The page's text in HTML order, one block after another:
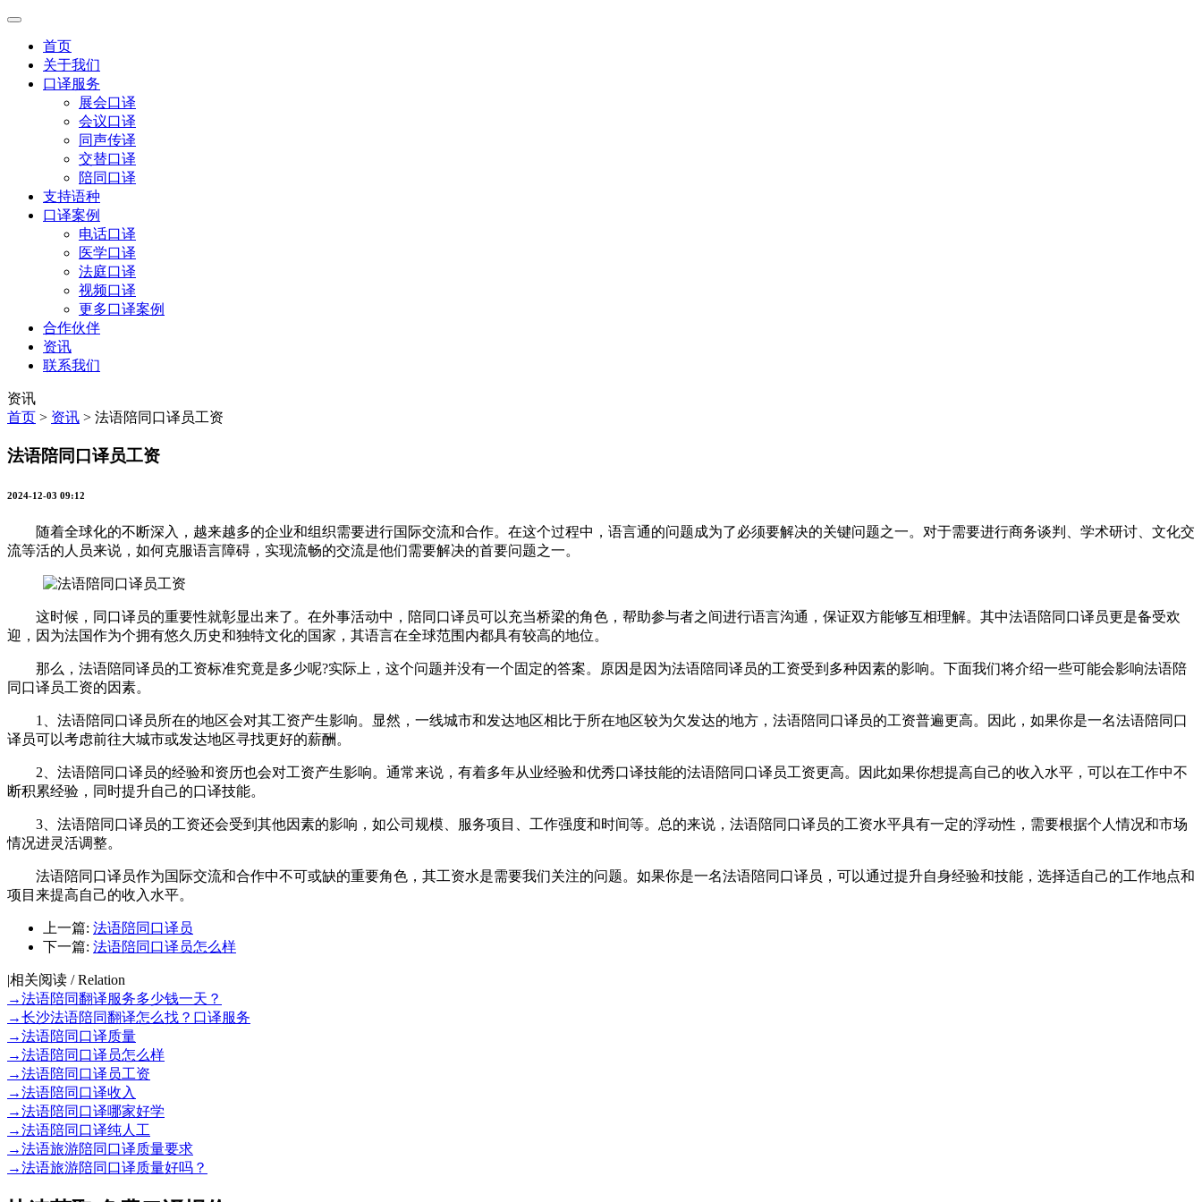
首页
关于我们
口译服务
展会口译
会议口译
同声传译
交替口译
陪同口译
支持语种
口译案例
电话口译
医学口译
法庭口译
视频口译
更多口译案例
合作伙伴
资讯
联系我们
资讯
首页 > 资讯 > 法语陪同口译员工资
法语陪同口译员工资
2024-12-03 09:12
随着全球化的不断深入，越来越多的企业和组织需要进行国际交流和合作。在这个过程中，语言通的问题成为了必须要解决的关键问题之一。对于需要进行商务谈判、学术研讨、文化交
流等活的人员来说，如何克服语言障碍，实现流畅的交流是他们需要解决的首要问题之一。
这时候，同口译员的重要性就彰显出来了。在外事活动中，陪同口译员可以充当桥梁的角色，帮助参与者之间进行语言沟通，保证双方能够互相理解。其中法语陪同口译员更是备受欢
迎，因为法国作为个拥有悠久历史和独特文化的国家，其语言在全球范围内都具有较高的地位。
那么，法语陪同译员的工资标准究竟是多少呢?实际上，这个问题并没有一个固定的答案。原因是因为法语陪同译员的工资受到多种因素的影响。下面我们将介绍一些可能会影响法语陪
同口译员工资的因素。
1、法语陪同口译员所在的地区会对其工资产生影响。显然，一线城市和发达地区相比于所在地区较为欠发达的地方，法语陪同口译员的工资普遍更高。因此，如果你是一名法语陪同口
译员可以考虑前往大城市或发达地区寻找更好的薪酬。
2、法语陪同口译员的经验和资历也会对工资产生影响。通常来说，有着多年从业经验和优秀口译技能的法语陪同口译员工资更高。因此如果你想提高自己的收入水平，可以在工作中不
断积累经验，同时提升自己的口译技能。
3、法语陪同口译员的工资还会受到其他因素的影响，如公司规模、服务项目、工作强度和时间等。总的来说，法语陪同口译员的工资水平具有一定的浮动性，需要根据个人情况和市场
情况进灵活调整。
法语陪同口译员作为国际交流和合作中不可或缺的重要角色，其工资水是需要我们关注的问题。如果你是一名法语陪同口译员，可以通过提升自身经验和技能，选择适自己的工作地点和
项目来提高自己的收入水平。
上一篇: 法语陪同口译员
下一篇: 法语陪同口译员怎么样
|相关阅读 / Relation
→法语陪同翻译服务多少钱一天？
→长沙法语陪同翻译怎么找？口译服务
→法语陪同口译质量
→法语陪同口译员怎么样
→法语陪同口译员工资
→法语陪同口译收入
→法语陪同口译哪家好学
→法语陪同口译纯人工
→法语旅游陪同口译质量要求
→法语旅游陪同口译质量好吗？